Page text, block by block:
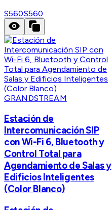
S560S560
GRANDSTREAM
Estación de
Intercomunicación SIP
con Wi-Fi 6, Bluetooth y
Control Total para
Agendamiento de Salas y
Edificios Inteligentes
(Color Blanco)